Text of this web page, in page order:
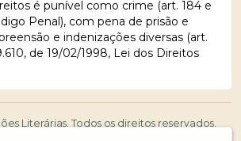
é punível como crime (art. 184 e
Penal), com pena de prisão e
e indenizações diversas (art.
de 19/02/1998, Lei dos Direitos
Literárias. Todos os direitos reservados.